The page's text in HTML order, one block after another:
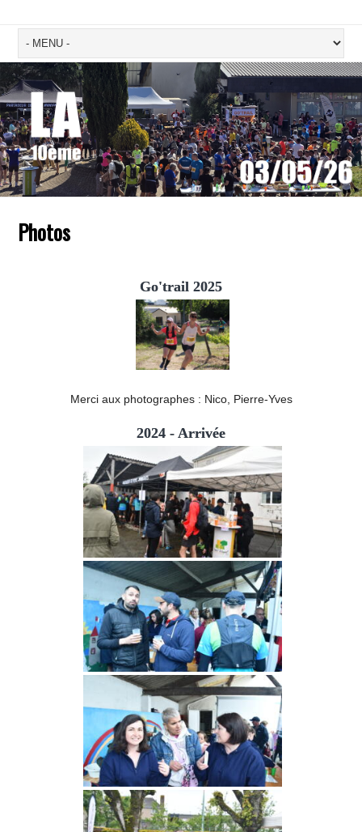
Photos
Go'trail 2025
Merci aux photographes : Nico, Pierre-Yves
2024 - Arrivée